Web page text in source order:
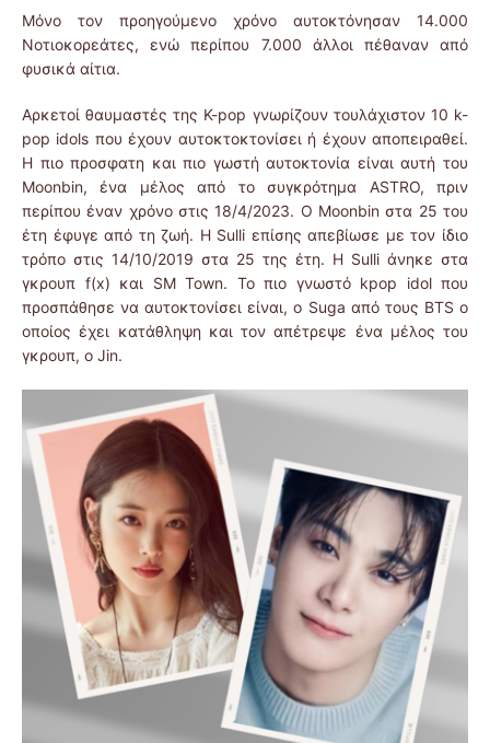
Μόνο τον προηγούμενο χρόνο αυτοκτόνησαν 14.000
Νοτιοκορεάτες, ενώ περίπου 7.000 άλλοι πέθαναν από
φυσικά αίτια.
Αρκετοί θαυμαστές της K-pop γνωρίζουν τουλάχιστον 10 k-
pop idols που έχουν αυτοκτοκτονίσει ή έχουν αποπειραθεί.
Η πιο προσφατη και πιο γωστή αυτοκτονία είναι αυτή του
Moonbin, ένα μέλος από το συγκρότημα ASTRO, πριν
περίπου έναν χρόνο στις 18/4/2023. Ο Moonbin στα 25 του
έτη έφυγε από τη ζωή. Η Sulli επίσης απεβίωσε με τον ίδιο
τρόπο στις 14/10/2019 στα 25 της έτη. Η Sulli άνηκε στα
γκρουπ f(x) και SM Town. Το πιο γνωστό kpop idol που
προσπάθησε να αυτοκτονίσει είναι, ο Suga από τους BTS ο
οποίος έχει κατάθληψη και τον απέτρεψε ένα μέλος του
γκρουπ, ο Jin.